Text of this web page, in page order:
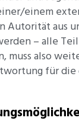
einem
Autorität aus
– alle
muss also
für